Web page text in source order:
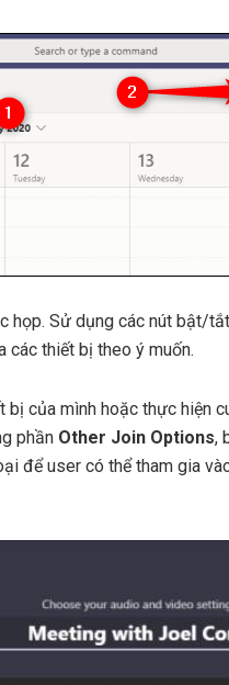
họp. Sử dụng các nút bật/
các thiết bị theo ý muốn.
bị của mình hoặc thực hiện
phần Other Join Options,
để user có thể tham gia